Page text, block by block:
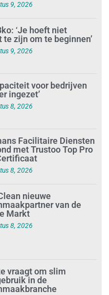
9, 2026
‘Je hoeft niet
te zijn om te beginnen’
9, 2026
voor bedrijven
ingezet’
8, 2026
Facilitaire Diensten
met Trustoo Top Pro
8, 2026
nieuwe
van de
Markt
8, 2026
vraagt om slim
in de